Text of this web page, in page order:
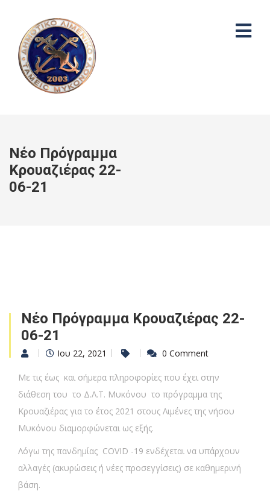
Νέο Πρόγραμμα
Κρουαζιέρας 22-
06-21
Νέο Πρόγραμμα Κρουαζιέρας 22-
06-21
Ιου 22, 2021 0 Comment
Με τις έως και σήμερα πληροφορίες που έχει στην
διάθεση του το Δ.Λ.Τ. Μυκόνου το πρόγραμμα της
Κρουαζιέρας για το έτος 2021 στους Λιμένες της νήσου
Μυκόνου διαμορφώνεται ως εξής.
Λόγω της πανδημίας COVID -19 ενδέχεται να υπάρχουν
αλλαγές (ακυρώσεις ή νέες προσεγγίσεις) σε καθημερινή
βάση.